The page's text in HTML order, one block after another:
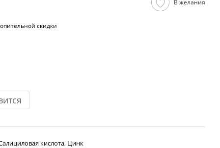
В желания
скидки
кислота, Цинк